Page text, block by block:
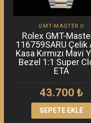
GMT-MASTER II
Rolex GMT-
116759SARU Çelik
Kasa Kırmızı Mavi
Bezel 1:1 Super
ETA
43.700 ₺
SEPETE EKLE